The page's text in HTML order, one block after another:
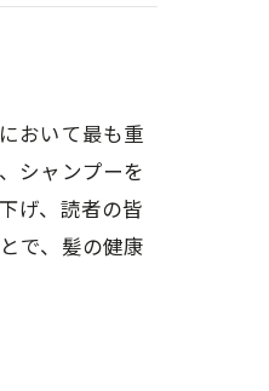
おいて最も重
シャンプーを
げ、読者の皆
で、髪の健康